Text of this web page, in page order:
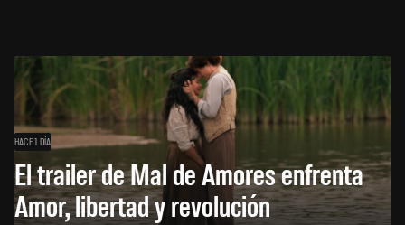
HACE 1 DÍA
El trailer de Mal de Amores enfrenta
Amor, libertad y revolución